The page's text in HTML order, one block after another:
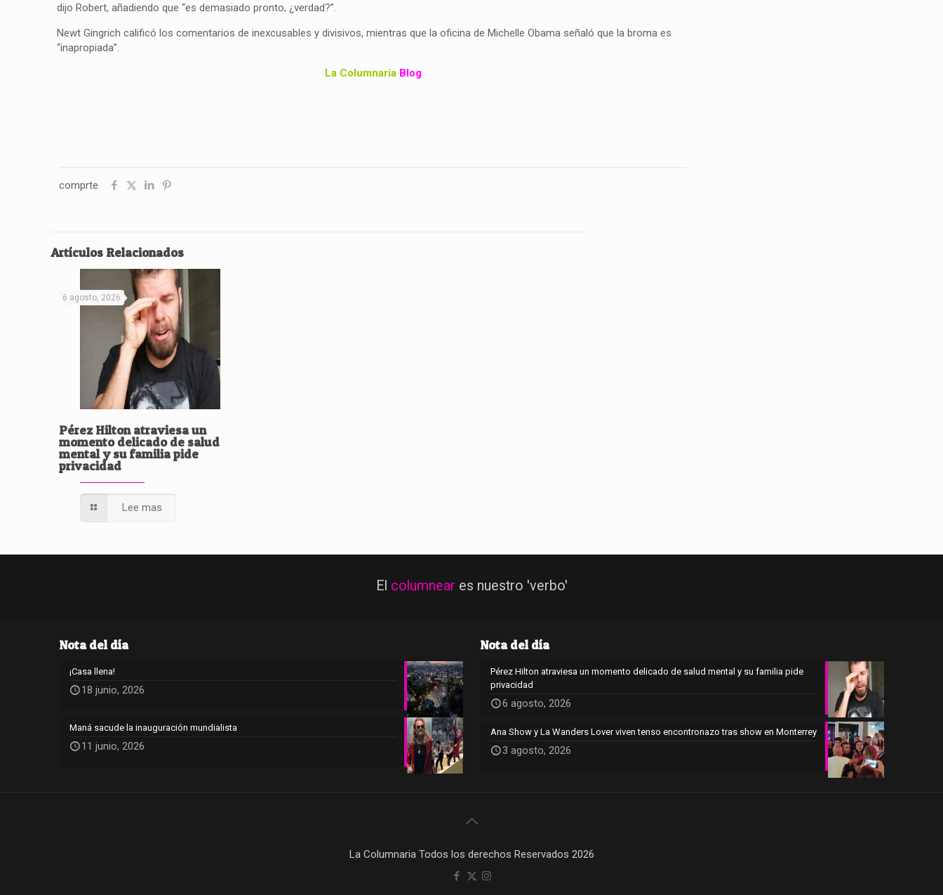
dijo Robert, añadiendo que “es demasiado pronto, ¿verdad?”.
Newt Gingrich calificó los comentarios de inexcusables y divisivos, mientras que la oficina de Michelle Obama señaló que la broma es
“inapropiada”.
La Columnaria Blog
comprte
Artículos Relacionados
6 agosto, 2026
Pérez Hilton atraviesa un
momento delicado de salud
mental y su familia pide
privacidad
Lee mas
El columnear es nuestro 'verbo'
Nota del día
¡Casa llena!
18 junio, 2026
Maná sacude la inauguración mundialista
11 junio, 2026
Nota del día
Pérez Hilton atraviesa un momento delicado de salud mental y su familia pide
privacidad
6 agosto, 2026
Ana Show y La Wanders Lover viven tenso encontronazo tras show en Monterrey
3 agosto, 2026
La Columnaria Todos los derechos Reservados 2026